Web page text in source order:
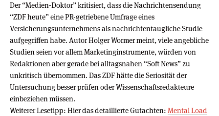
Der “Medien-Doktor” kritisiert, dass die Nachrichtensendung
“ZDF heute” eine PR-getriebene Umfrage eines
Versicherungsunternehmens als nachrichtentaugliche Studie
aufgegriffen habe. Autor Holger Wormer meint, viele angebliche
Studien seien vor allem Marketinginstrumente, würden von
Redaktionen aber gerade bei alltagsnahen “Soft News” zu
unkritisch übernommen. Das ZDF hätte die Seriosität der
Untersuchung besser prüfen oder Wissenschaftsredakteure
einbeziehen müssen.
Weiterer Lesetipp: Hier das detaillierte Gutachten: Mental Load